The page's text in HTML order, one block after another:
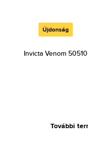
Újdonság
Invicta Venom 50510
További